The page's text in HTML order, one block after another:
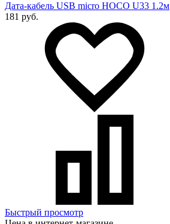
Дата-кабель USB micro HOCO U33 1.2м
181 руб.
Быстрый просмотр